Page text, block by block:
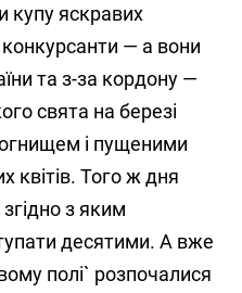
купу яскравих
— а вони
та з-за кордону —
свята на березі
і пущеними
квітів. Того ж дня
з яким
десятими. А вже
полі` розпочалися